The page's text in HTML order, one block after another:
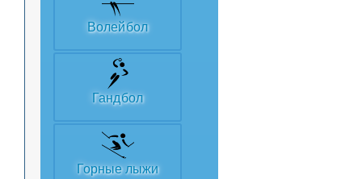
Волейбол
Гандбол
Горные лыжи